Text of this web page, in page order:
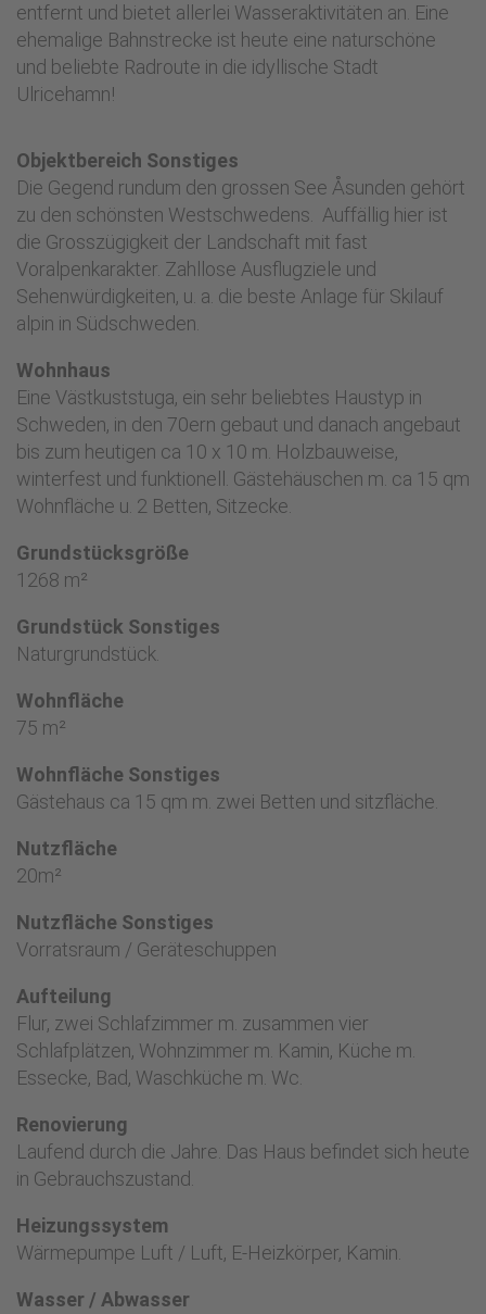
entfernt und bietet allerlei Wasseraktivitäten an. Eine
ehemalige Bahnstrecke ist heute eine naturschöne
und beliebte Radroute in die idyllische Stadt
Ulricehamn!
Objektbereich Sonstiges
Die Gegend rundum den grossen See Åsunden gehört
zu den schönsten Westschwedens. Auffällig hier ist
die Grosszügigkeit der Landschaft mit fast
Voralpenkarakter. Zahllose Ausflugziele und
Sehenwürdigkeiten, u. a. die beste Anlage für Skilauf
alpin in Südschweden.
Wohnhaus
Eine Västkuststuga, ein sehr beliebtes Haustyp in
Schweden, in den 70ern gebaut und danach angebaut
bis zum heutigen ca 10 x 10 m. Holzbauweise,
winterfest und funktionell. Gästehäuschen m. ca 15 qm
Wohnfläche u. 2 Betten, Sitzecke.
Grundstücksgröße
1268 m²
Grundstück Sonstiges
Naturgrundstück.
Wohnfläche
75 m²
Wohnfläche Sonstiges
Gästehaus ca 15 qm m. zwei Betten und sitzfläche.
Nutzfläche
20m²
Nutzfläche Sonstiges
Vorratsraum / Geräteschuppen
Aufteilung
Flur, zwei Schlafzimmer m. zusammen vier
Schlafplätzen, Wohnzimmer m. Kamin, Küche m.
Essecke, Bad, Waschküche m. Wc.
Renovierung
Laufend durch die Jahre. Das Haus befindet sich heute
in Gebrauchszustand.
Heizungssystem
Wärmepumpe Luft / Luft, E-Heizkörper, Kamin.
Wasser / Abwasser